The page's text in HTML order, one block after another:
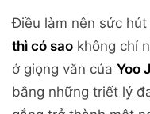
Điều làm nên sức hút
thì có sao không chỉ
ở giọng văn của Yoo
bằng những triết lý